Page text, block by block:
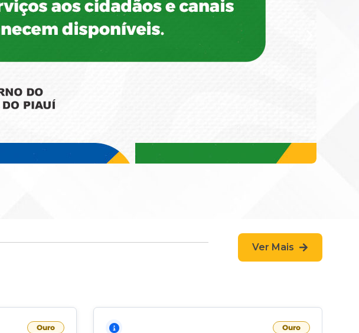
Ver Mais
Ouro Ouro